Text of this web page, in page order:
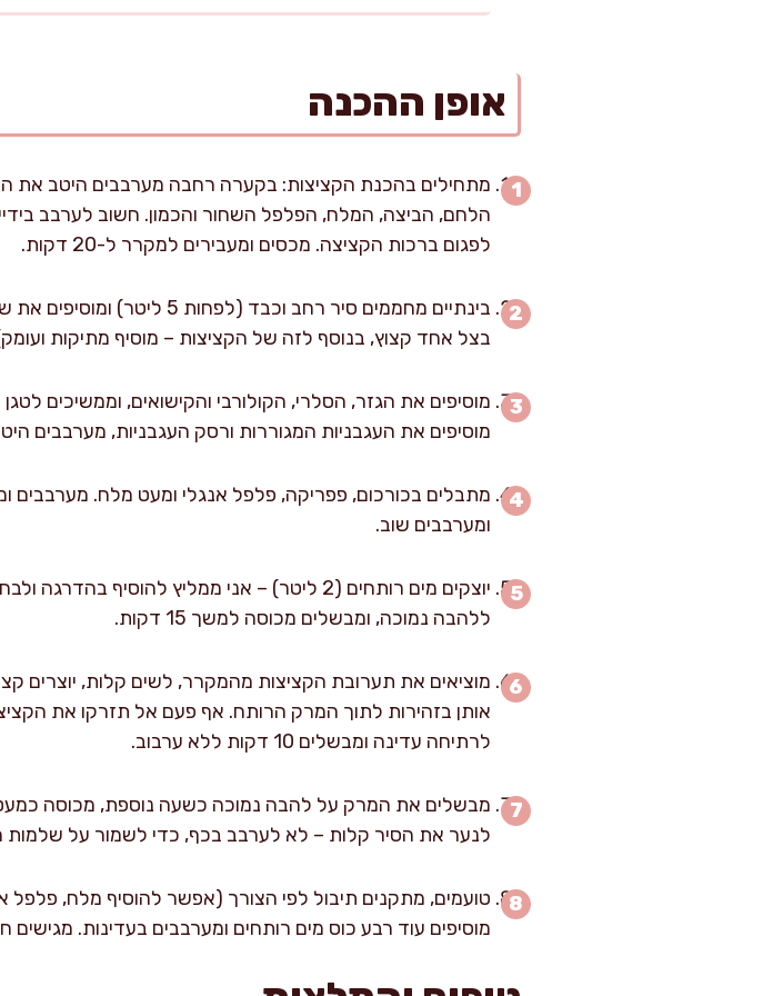
אופן ההכנה
מתחילים בהכנת הקציצות: בקערה רחבה מערבבים היטב את
הלחם, הביצה, המלח, הפלפל השחור והכמון. חשוב לערבב
לפגום ברכות הקציצה. מכסים ומעבירים למקרר ל-20 דקות.
בינתיים מחממים סיר רחב
בצל אחד קצוץ, בנוסף לזה של הקציצות – מוסיף מתיקות ועומק) על להבה
מוסיפים את העגבניות המגוררות ורסק העגבניות, מערבבים היטב
ומערבבים שוב.
יוצקים מים רותחים (2 ליטר) – אני ממליץ
ללהבה נמוכה, ומבשלים מכוסה למשך 15 דקות.
אותן בזהירות לתוך המרק הרותח. אף פעם אל תזרקו את
לרתיחה עדינה ומבשלים 10 דקות ללא ערבוב.
מבשלים את המרק על להבה נמוכה כשעה נוספת, מכוסה כמעט
לנער את הסיר קלות – לא לערבב בכף, כדי לשמור על שלמות
טועמים, מתקנים תיבול לפי הצורך (אפשר להוסיף מלח, פלפל
מוסיפים עוד רבע כוס מים רותחים ומערבבים בעדינות. מגישים